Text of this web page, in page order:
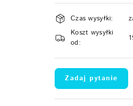
Dostępność
i
dostawa
Czas wysyłki:
Koszt wysyłki
od:
Zadaj pytanie